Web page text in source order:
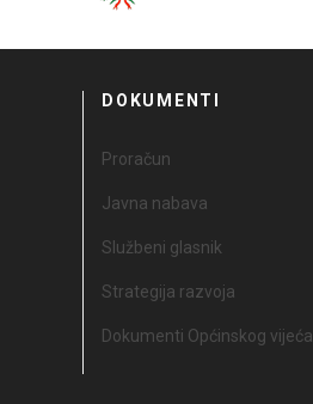
DOKUMENTI
Proračun
Javna nabava
Službeni glasnik
Strategija razvoja
Dokumenti Općinskog vijeća